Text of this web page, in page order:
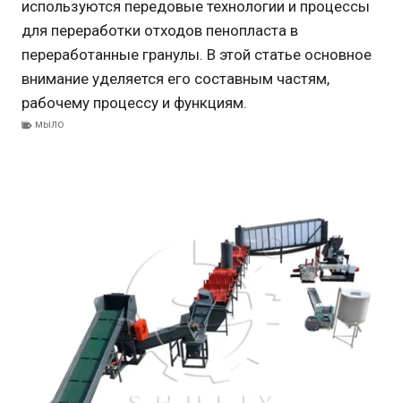
используются передовые технологии и процессы
для переработки отходов пенопласта в
переработанные гранулы. В этой статье основное
внимание уделяется его составным частям,
рабочему процессу и функциям.
мыло